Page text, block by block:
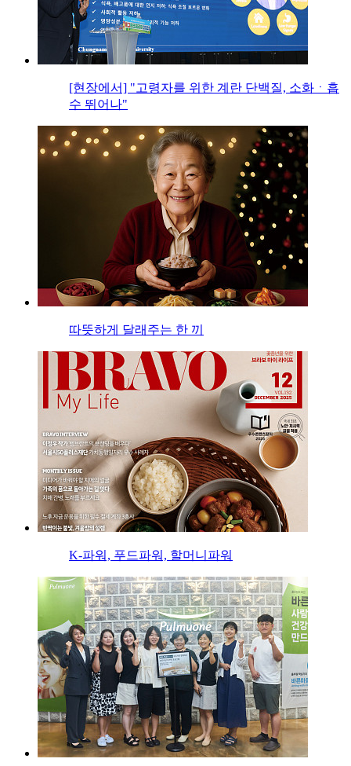
[현장에서] "고령자를 위한 계란 단백질, 소화ㆍ흡
수 뛰어나"
따뜻하게 달래주는 한 끼
K-파워, 푸드파워, 할머니파워